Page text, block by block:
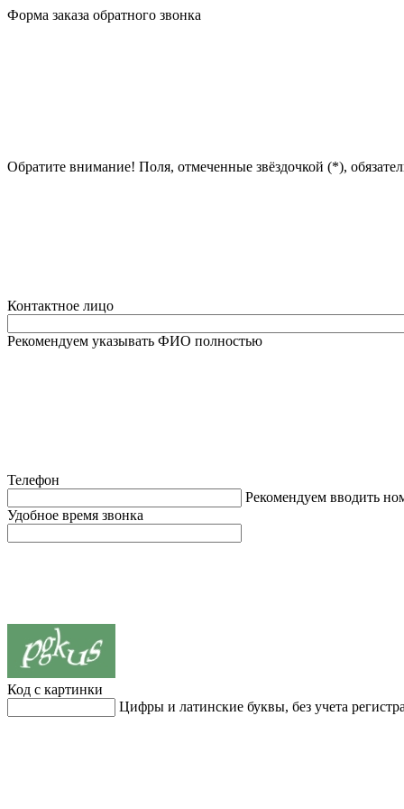
Форма заказа обратного звонка
Обратите внимание! Поля, отмеченные звёздочкой (*),
Контактное лицо
Рекомендуем указывать ФИО полностью
Телефон
Рекомендуем вводить
Удобное время звонка
Код с картинки
Цифры и латинские буквы, без учета